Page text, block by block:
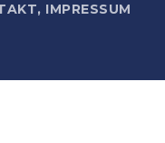
IMPRESSUM